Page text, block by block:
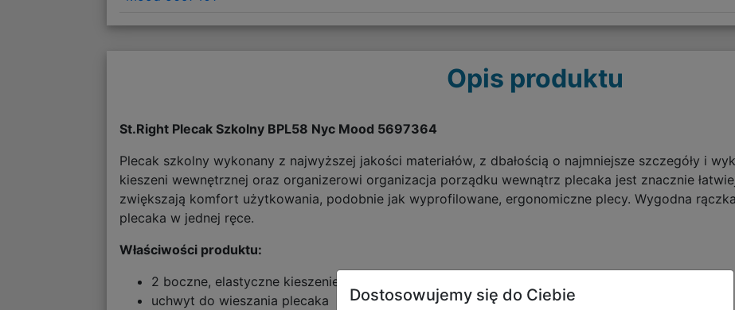
Opis produktu
St.Right Plecak Szkolny BPL58 Nyc Mood 5697364
Plecak szkolny wykonany z najwyższej jakości materiałów, z dbałością o najmniejsze szczegóły i
kieszeni wewnętrznej oraz organizerowi organizacja porządku wewnątrz plecaka jest znacznie
zwiększają komfort użytkowania, podobnie jak wyprofilowane, ergonomiczne plecy. Wygodna
plecaka w jednej ręce.
Właściwości produktu:
2 boczne, elastyczne kieszenie zewnętrzne
uchwyt do wieszania plecaka
Dostosowujemy się do Ciebie